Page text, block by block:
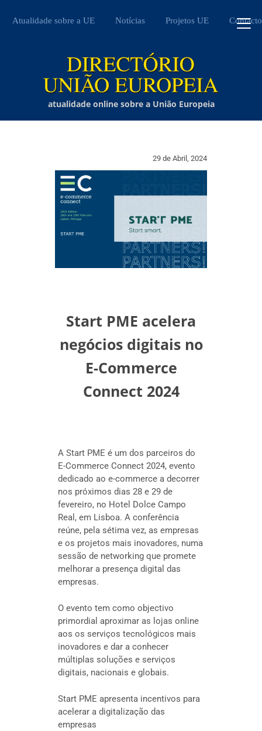
Atualidade sobre a UE Notícias Projetos UE Contacto
atualidade online sobre a União Europeia
29 de Abril, 2024
Start PME acelera
negócios digitais no
E-Commerce
Connect 2024
A Start PME é um dos parceiros do
E-Commerce Connect 2024, evento
dedicado ao e-commerce a decorrer
nos próximos dias 28 e 29 de
fevereiro, no Hotel Dolce Campo
Real, em Lisboa. A conferência
reúne, pela sétima vez, as empresas
e os projetos mais inovadores, numa
sessão de networking que promete
melhorar a presença digital das
empresas.
O evento tem como objectivo
primordial aproximar as lojas online
aos os serviços tecnológicos mais
inovadores e dar a conhecer
múltiplas soluções e serviços
digitais, nacionais e globais.
Start PME apresenta incentivos para
acelerar a digitalização das
empresas